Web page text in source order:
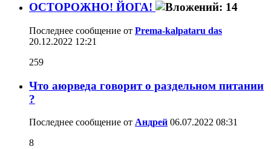
ОСТОРОЖНО! ЙОГА!
Последнее сообщение от Prema-kalpataru das
20.12.2022 12:21
259
Что аюрведа говорит о раздельном питании
?
Последнее сообщение от Aндрей 06.07.2022 08:31
8